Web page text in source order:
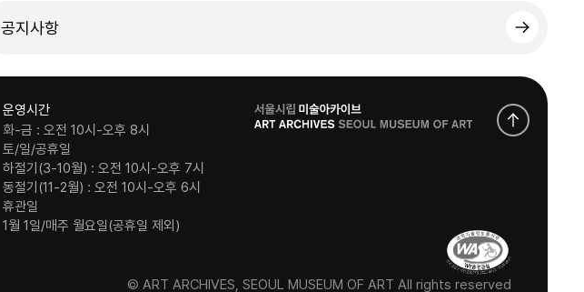
공지사항
운영시간
화-금 : 오전 10시-오후 8시
토/일/공휴일
하절기(3-10월) : 오전 10시-오후 7시
동절기(11-2월) : 오전 10시-오후 6시
휴관일
1월 1일/매주 월요일(공휴일 제외)
로
고
© ART ARCHIVES, SEOUL MUSEUM OF ART All rights reserved